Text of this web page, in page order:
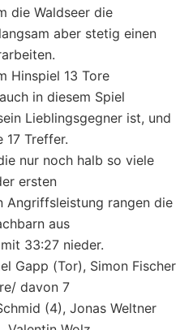
die Waldseer die
aber stetig einen
Hinspiel 13 Tore
in diesem Spiel
Lieblingsgegner ist, und
17 Treffer.
nur noch halb so viele
ersten
Angriffsleistung rangen die
aus
33:27 nieder.
Gapp (Tor), Simon Fischer
davon 7
(4), Jonas Weltner